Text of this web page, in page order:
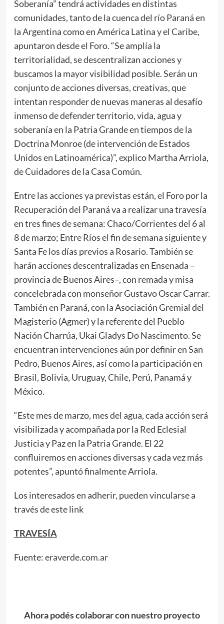
Soberanía” tendrá actividades en distintas
comunidades, tanto de la cuenca del río Paraná en
la Argentina como en América Latina y el Caribe,
apuntaron desde el Foro. “Se amplía la
territorialidad, se descentralizan acciones y
buscamos la mayor visibilidad posible. Serán un
conjunto de acciones diversas, creativas, que
intentan responder de nuevas maneras al desafío
inmenso de defender territorio, vida, agua y
soberanía en la Patria Grande en tiempos de la
Doctrina Monroe (de intervención de Estados
Unidos en Latinoamérica)”, explico Martha Arriola,
de Cuidadores de la Casa Común.
Entre las acciones ya previstas están, el Foro por la
Recuperación del Paraná va a realizar una travesía
en tres fines de semana: Chaco/Corrientes del 6 al
8 de marzo; Entre Ríos el fin de semana siguiente y
Santa Fe los días previos a Rosario. También se
harán acciones descentralizadas en Ensenada –
provincia de Buenos Aires–, con remada y misa
concelebrada con monseñor Gustavo Oscar Carrar.
También en Paraná, con la Asociación Gremial del
Magisterio (Agmer) y la referente del Pueblo
Nación Charrúa, Ukai Gladys Do Nascimento. Se
encuentran intervenciones aún por definir en San
Pedro, Buenos Aires, así como la participación en
Brasil, Bolivia, Uruguay, Chile, Perú, Panamá y
México.
“Este mes de marzo, mes del agua, cada acción será
visibilizada y acompañada por la Red Eclesial
Justicia y Paz en la Patria Grande. El 22
confluiremos en acciones diversas y cada vez más
potentes”, apuntó finalmente Arriola.
Los interesados en adherir, pueden vincularse a
través de este link
TRAVESÍA
Fuente:eraverde.com.ar
Ahora podés colaborar con nuestro proyecto